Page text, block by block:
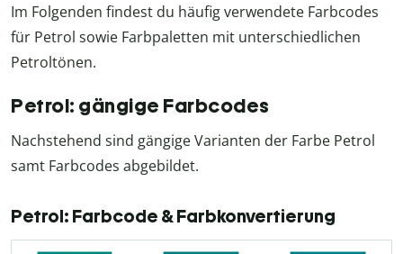
Im Folgenden findest du häufig verwendete Farbcodes
für Petrol sowie Farbpaletten mit unterschiedlichen
Petroltönen.
Petrol: gängige Farbcodes
Nachstehend sind gängige Varianten der Farbe Petrol
samt Farbcodes abgebildet.
Petrol: Farbcode & Farbkonvertierung